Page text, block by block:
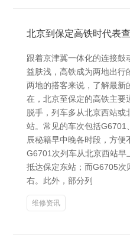
北京到保定高铁时代表
跟着京津冀一体化的连接鼓
益肤浅，高铁成为两地出行
两地的搭客来说，了解最新
在，北京至保定的高铁主要
脱手，列车多从北京西站
站。常见的车次包括
辰秘籍早中晚各时段，方便
G6701次列车从北京西站
抵达保定东站；而G6705
右。此外，部分列
维修资讯